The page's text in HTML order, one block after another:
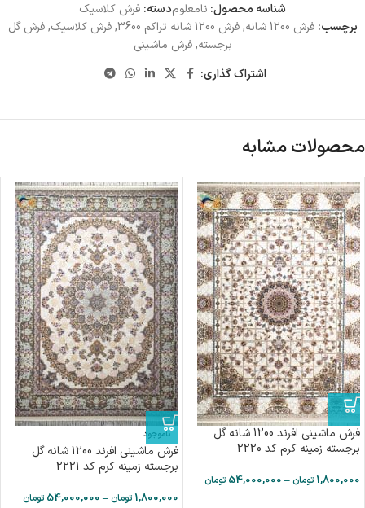
شناسه محصول: نامعلومدسته: فرش کلاسیک
برچسب: فرش 1200 شانه , فرش 1200 شانه تراکم 3600 , فرش کلاسیک, فرش گل
برجسته, فرش ماشینی
اشتراک گذاری:
محصولات مشابه
فرش ماشینی افرند 1200 شانه گل
برجسته زمینه کرم کد 2220
1,800,000 تومان–
54,000,000 تومان
ناموجود
فرش ماشینی افرند 1200 شانه گل
برجسته زمینه کرم کد 2221
1,800,000 تومان–
54,000,000 تومان